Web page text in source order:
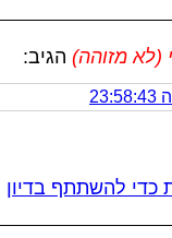
(לא מזוהה) הגיב:
להשתתף בדיון